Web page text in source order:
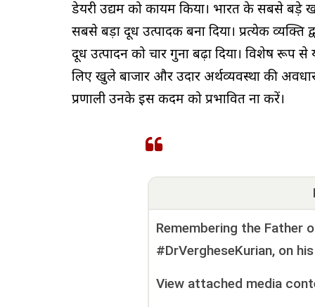
डेयरी उद्यम को कायम किया। भारत के सबसे बड़े
सबसे बड़ा दूध उत्पादक बना दिया। प्रत्येक व्यक्ति
दूध उत्पादन को चार गुना बढ़ा दिया। विशेष रूप
लिए खुले बाजार और उदार अर्थव्यवस्था की
प्रणाली उनके इस कदम को प्रभावित ना करें।
Remembering the Father
#DrVergheseKurian, on
View attached media